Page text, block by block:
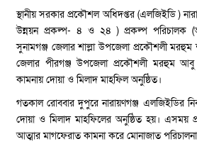
স্থানীয় সরকার প্রকৌশল অধিদপ্তর (এলজিইডি )
উন্নয়ন প্রকল্প- ৪ ও ২৪ ) প্রকল্প পরিচালক
সুনামগঞ্জ জেলার শাল্লা উপজেলা প্রকৌশলী
জেলার পীরগঞ্জ উপজেলা প্রকৌশলী মরহুম
কামনায় দোয়া ও মিলাদ মাহফিল অনুষ্ঠিত।
গতকাল রোববার দুপুরে নারায়ণগঞ্জ এলজিইডির
দোয়া ও মিলাদ মাহফিলের অনুষ্ঠিত হয়। এসময়
আত্মার মাগফেরাত কামনা করে মোনাজাত